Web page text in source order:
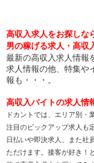
高収入求人をお探しな
男の稼げる求人・高収
最新の高収入求人情報
求人情報の他、特集や
報も・・・。
高収入バイトの求人情
ドカントでは、エリア別・
注目のピックアップ求人も
日払いや即決求人、また社
ただけます。接客が好き！